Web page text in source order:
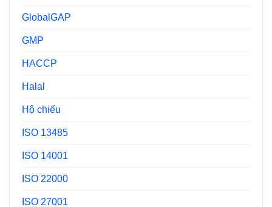
GlobalGAP
GMP
HACCP
Halal
Hộ chiếu
ISO 13485
ISO 14001
ISO 22000
ISO 27001